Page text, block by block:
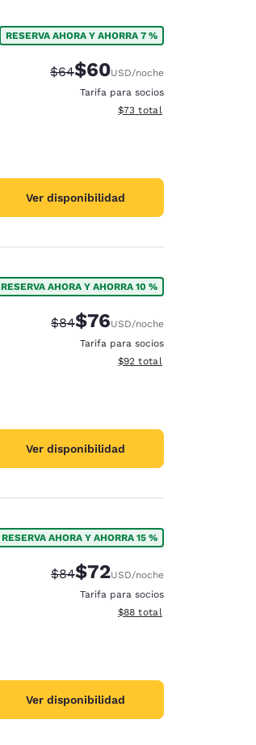
RESERVA AHORA Y AHORRA 7 %
Precio tachado:
$64Precio con descuento:
$60USD/noche
Tarifa para socios
Ver detalles del total
$73 total
Ver disponibilidad
RESERVA AHORA Y AHORRA 10 %
Precio tachado:
$84Precio con descuento:
$76USD/noche
Tarifa para socios
Ver detalles del total
$92 total
Ver disponibilidad
RESERVA AHORA Y AHORRA 15 %
Precio tachado:
$84Precio con descuento:
$72USD/noche
Tarifa para socios
Ver detalles del total
$88 total
Ver disponibilidad